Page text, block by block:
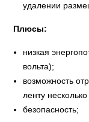
удалении
Плюсы:
низкая
вольта);
возможность
ленту несколько
безопасность;